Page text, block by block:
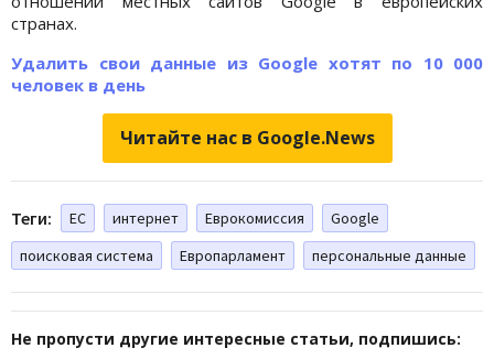
странах.
Удалить свои данные из Google хотят по 10 000
человек в день
Читайте нас в Google.News
Теги: ЕС интернет Еврокомиссия
Google
поисковая система
Европарламент персональные данные
Не пропусти другие интересные статьи, подпишись: